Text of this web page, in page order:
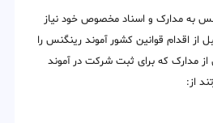
به مدارک و اسناد مخصوص خود نیاز
از اقدام قوانین کشور آموند رینگنس را
مدارک که برای ثبت شرکت در آموند
از: